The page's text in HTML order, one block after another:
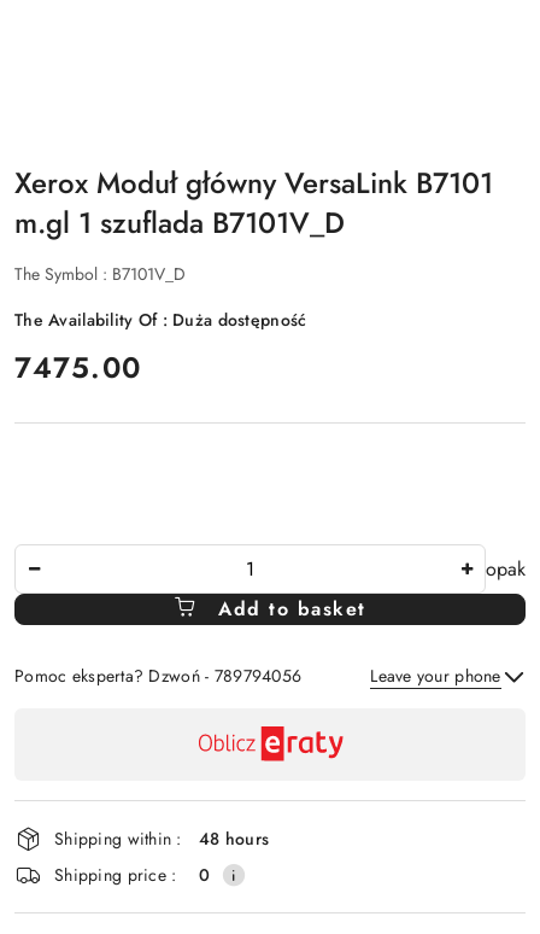
Xerox Moduł główny VersaLink B7101
m.gl 1 szuflada B7101V_D
The Symbol : B7101V_D
The Availability Of : Duża dostępność
price:
7475.00
Amount
Of
opak
Add to basket
Pomoc eksperta? Dzwoń - 789794056 Leave your phone
and
delivery
Shipping within :
48 hours
Shipping price :
0